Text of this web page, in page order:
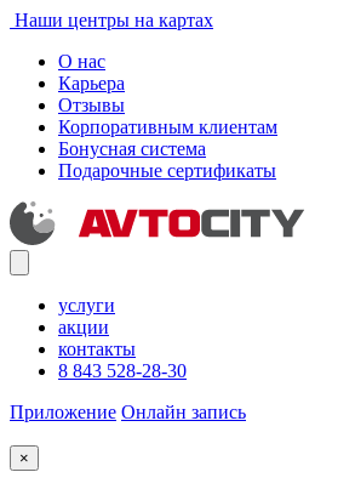
Наши центры на картах
О нас
Карьера
Отзывы
Корпоративным клиентам
Бонусная система
Подарочные сертификаты
услуги
акции
контакты
8 843 528-28-30
Приложение Онлайн запись
×